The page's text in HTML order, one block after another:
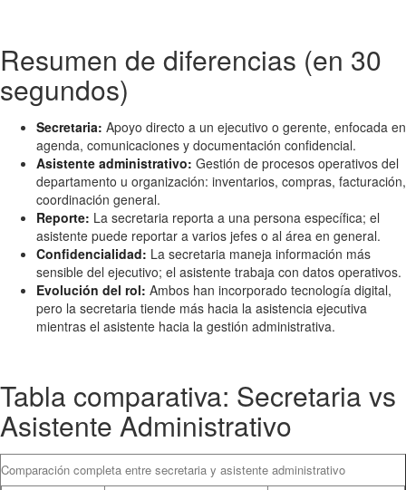
Resumen de diferencias (en 30
segundos)
Secretaria: Apoyo directo a un ejecutivo o gerente, enfocada en
agenda, comunicaciones y documentación confidencial.
Asistente administrativo: Gestión de procesos operativos del
departamento u organización: inventarios, compras, facturación,
coordinación general.
Reporte: La secretaria reporta a una persona específica; el
asistente puede reportar a varios jefes o al área en general.
Confidencialidad: La secretaria maneja información más
sensible del ejecutivo; el asistente trabaja con datos operativos.
Evolución del rol: Ambos han incorporado tecnología digital,
pero la secretaria tiende más hacia la asistencia ejecutiva
mientras el asistente hacia la gestión administrativa.
Tabla comparativa: Secretaria vs
Asistente Administrativo
Comparación completa entre secretaria y asistente administrativo